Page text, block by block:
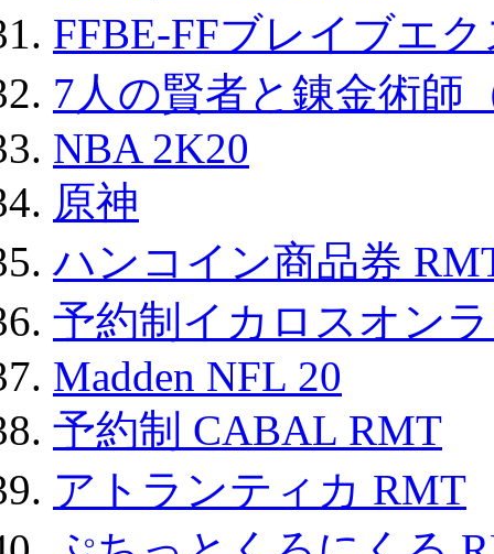
FFBE-FFブレイブエ
7人の賢者と錬金術師
NBA 2K20
原神
ハンコイン商品券
予約制イカロスオン
Madden NFL 20
予約制 CABAL RMT
アトランティカ RMT